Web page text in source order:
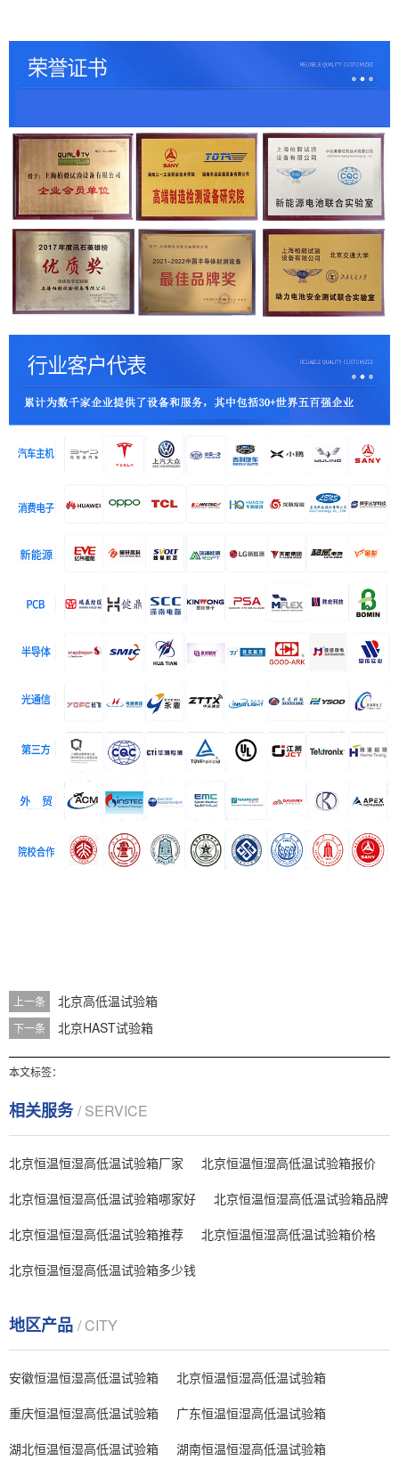
上一条 北京高低温试验箱
下一条 北京HAST试验箱
本文标签：
相关服务/ SERVICE
北京恒温恒湿高低温试验箱厂家
北京恒温恒湿高低温试验箱报价
北京恒温恒湿高低温试验箱哪家好
北京恒温恒湿高低温试验箱品牌
北京恒温恒湿高低温试验箱推荐
北京恒温恒湿高低温试验箱价格
北京恒温恒湿高低温试验箱多少钱
地区产品 / CITY
安徽恒温恒湿高低温试验箱
北京恒温恒湿高低温试验箱
重庆恒温恒湿高低温试验箱
广东恒温恒湿高低温试验箱
湖北恒温恒湿高低温试验箱
湖南恒温恒湿高低温试验箱